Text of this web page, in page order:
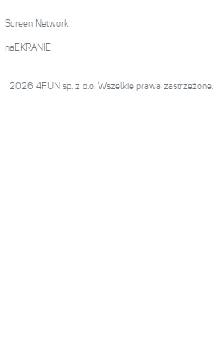
Screen Network
naEKRANIE
2026 4FUN sp. z o.o. Wszelkie prawa zastrzeżone.